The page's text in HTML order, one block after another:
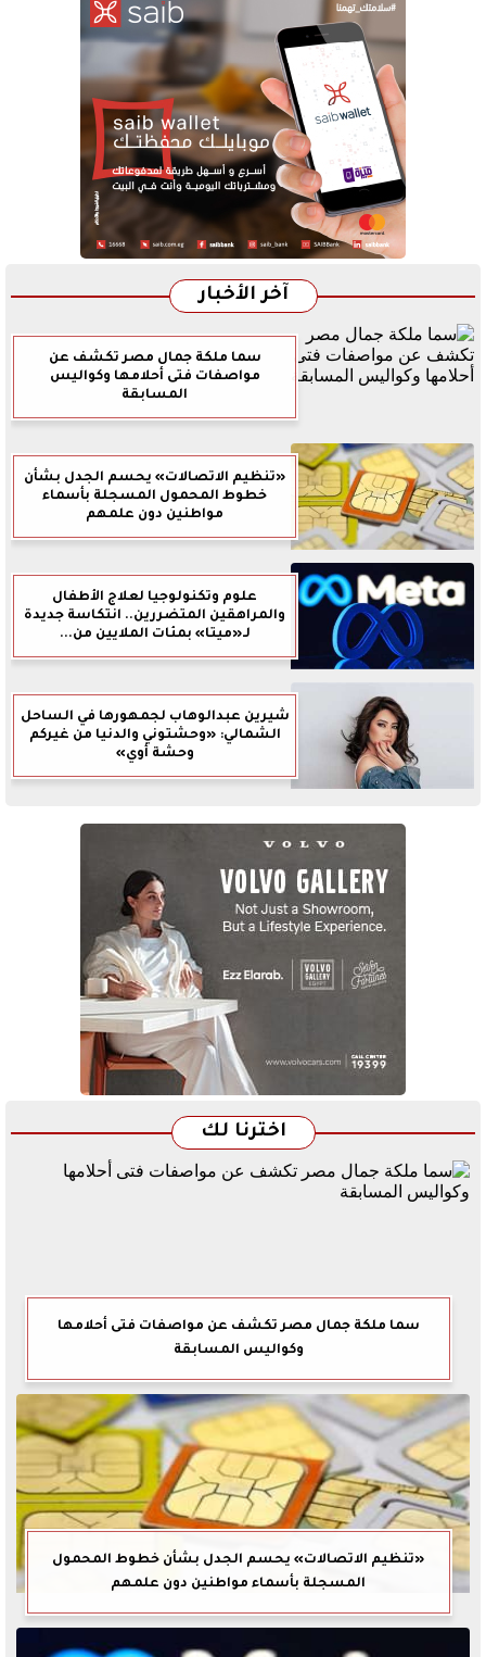
آخر الأخبار
سما ملكة جمال مصر تكشف عن
مواصفات فتى أحلامها وكواليس
المسابقة
«تنظيم الاتصالات» يحسم الجدل بشأن
خطوط المحمول المسجلة بأسماء
مواطنين دون علمهم
علوم وتكنولوجيا لعلاج الأطفال
والمراهقين المتضررين.. انتكاسة جديدة
لـ«ميتا» بمئات الملايين من...
شيرين عبدالوهاب لجمهورها في الساحل
الشمالي: «وحشتوني والدنيا من غيركم
وحشة أوي»
اخترنا لك
سما ملكة جمال مصر تكشف عن مواصفات فتى أحلامها
وكواليس المسابقة
«تنظيم الاتصالات» يحسم الجدل بشأن خطوط المحمول
المسجلة بأسماء مواطنين دون علمهم